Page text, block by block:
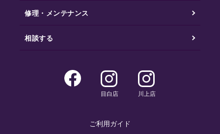
修理・メンテナンス
相談する
目白店 川上店
ご利用ガイド